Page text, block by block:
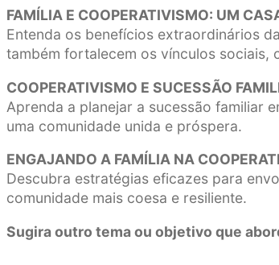
FAMÍLIA E COOPERATIVISMO: UM
Entenda os benefícios extraordinários
também fortalecem os vínculos sociais,
COOPERATIVISMO E SUCESSÃO
Aprenda a planejar a sucessão familiar
uma comunidade unida e próspera.
ENGAJANDO A FAMÍLIA NA
Descubra estratégias eficazes para
comunidade mais coesa e resiliente.
Sugira outro tema ou objetivo que